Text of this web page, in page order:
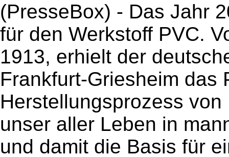
(PresseBox) - Das Jahr
für den Werkstoff PVC.
1913, erhielt der
Frankfurt-Griesheim das
Herstellungsprozess
unser aller Leben in
und damit die Basis für